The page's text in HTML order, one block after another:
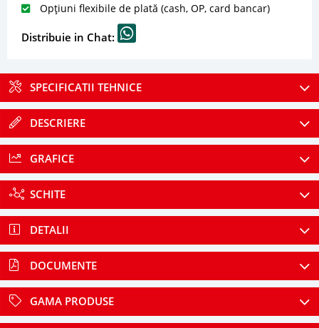
Opțiuni flexibile de plată (cash, OP, card bancar)
Distribuie in Chat:
SPECIFICATII TEHNICE
DESCRIERE
GRAFICE
SCHITE
DETALII
DOCUMENTE
GAMA PRODUSE